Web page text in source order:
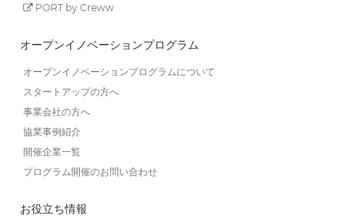
PORT by Creww
オープンイノベーションプログラム
オープンイノベーションプログラムについて
スタートアップの方へ
事業会社の方へ
協業事例紹介
開催企業一覧
プログラム開催のお問い合わせ
お役立ち情報